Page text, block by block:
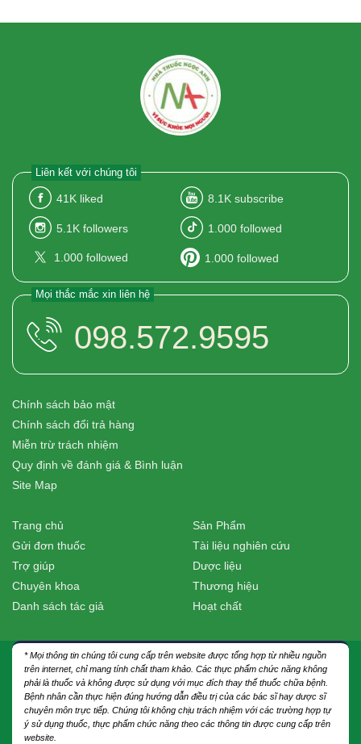
Liên kết với chúng tôi
41K liked 8.1K subscribe
5.1K followers 1.000 followed
1.000 followed 1.000 followed
Mọi thắc mắc xin liên hệ
098.572.9595
Chính sách bảo mật
Chính sách đổi trả hàng
Miễn trừ trách nhiệm
Quy định về đánh giá & Bình luận
Site Map
Trang chủ
Gửi đơn thuốc
Trợ giúp
Chuyên khoa
Danh sách tác giả
Sản Phẩm
Tài liệu nghiên cứu
Dược liệu
Thương hiệu
Hoạt chất
* Mọi thông tin chúng tôi cung cấp trên website được tổng hợp từ nhiều nguồn
trên internet, chỉ mang tính chất tham khảo. Các thực phẩm chức năng không
phải là thuốc và không được sử dụng với mục đích thay thế thuốc chữa bệnh.
Bệnh nhân cần thực hiện đúng hướng dẫn điều trị của các bác sĩ hay dược sĩ
chuyên môn trực tiếp. Chúng tôi không chịu trách nhiệm với các trường hợp tự
ý sử dụng thuốc, thực phẩm chức năng theo các thông tin được cung cấp trên
website.